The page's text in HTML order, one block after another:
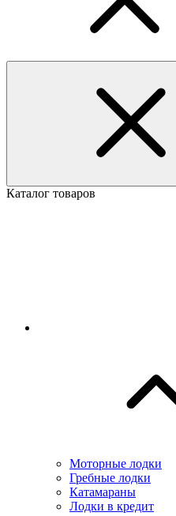
Каталог товаров
Моторные лодки
Гребные лодки
Катамараны
Лодки в кредит